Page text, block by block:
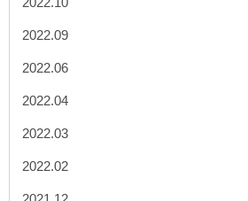
2022.09
2022.06
2022.04
2022.03
2022.02